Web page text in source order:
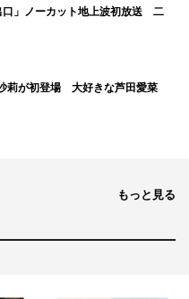
口」ノーカット地上波初放送 二
莉が初登場 大好きな芦田愛菜
もっと見る